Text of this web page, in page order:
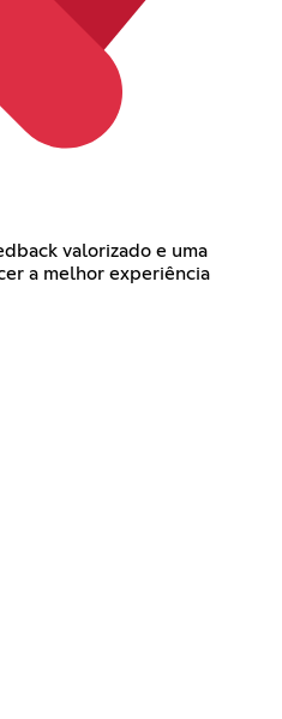
valorizado e uma
a melhor experiência